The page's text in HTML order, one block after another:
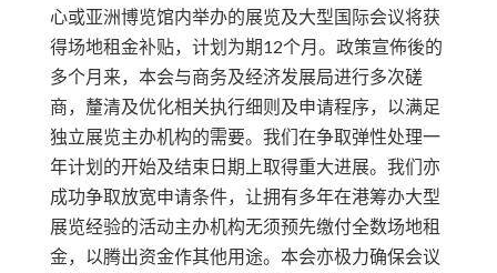
心或亚洲博览馆内举办的展览及大型国际会议将获
得场地租金补贴，计划为期12个月。政策宣佈後的
多个月来，本会与商务及经济发展局进行多次磋
商，釐清及优化相关执行细则及申请程序，以满足
独立展览主办机构的需要。我们在争取弹性处理一
年计划的开始及结束日期上取得重大进展。我们亦
成功争取放宽申请条件，让拥有多年在港筹办大型
展览经验的活动主办机构无须预先缴付全数场地租
金，以腾出资金作其他用途。本会亦极力确保会议